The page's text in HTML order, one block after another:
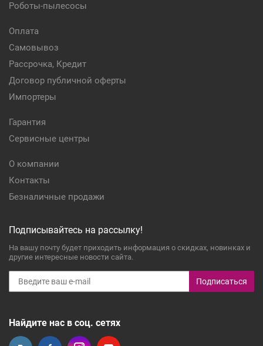
Роботы-пылесосы
Оплата
Самовывоз
Рассрочка, Кредит
Договор публичной оферты
Импортеры
Гарантия
Сервисные центры
О компании
Контакты
Безналичные продажи
Подписывайтесь на рассылку!
На вашу почту будет приходить информация о скидках, новинках и
другие интересные новости сайта.
Подписаться
Найдите нас в соц. сетях